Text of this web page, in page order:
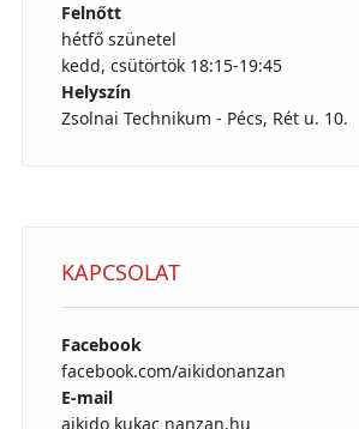
Felnőtt
hétfő szünetel
kedd, csütörtök 18:15-19:45
Helyszín
Zsolnai Technikum - Pécs, Rét u. 10.
KAPCSOLAT
Facebook
facebook.com/aikidonanzan
E-mail
aikido kukac nanzan.hu